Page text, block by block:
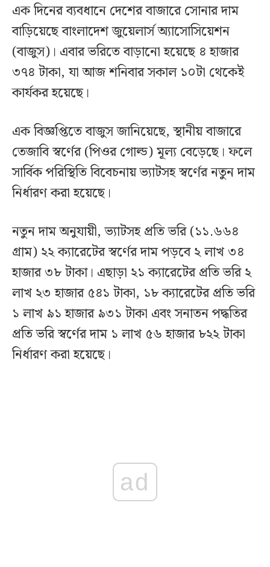
এক দিনের ব্যবধানে দেশের বাজারে সোনার দাম
বাড়িয়েছে বাংলাদেশ জুয়েলার্স অ্যাসোসিয়েশন
(বাজুস)। এবার ভরিতে বাড়ানো হয়েছে ৪ হাজার
৩৭৪ টাকা, যা আজ শনিবার সকাল ১০টা থেকেই
কার্যকর হয়েছে।
এক বিজ্ঞপ্তিতে বাজুস জানিয়েছে, স্থানীয় বাজারে
তেজাবি স্বর্ণের (পিওর গোল্ড) মূল্য বেড়েছে। ফলে
সার্বিক পরিস্থিতি বিবেচনায় ভ্যাটসহ স্বর্ণের নতুন দাম
নির্ধারণ করা হয়েছে।
নতুন দাম অনুযায়ী, ভ্যাটসহ প্রতি ভরি (১১.৬৬৪
গ্রাম) ২২ ক্যারেটের স্বর্ণের দাম পড়বে ২ লাখ ৩৪
হাজার ৩৮ টাকা। এছাড়া ২১ ক্যারেটের প্রতি ভরি ২
লাখ ২৩ হাজার ৫৪১ টাকা, ১৮ ক্যারেটের প্রতি ভরি
১ লাখ ৯১ হাজার ৯৩১ টাকা এবং সনাতন পদ্ধতির
প্রতি ভরি স্বর্ণের দাম ১ লাখ ৫৬ হাজার ৮২২ টাকা
নির্ধারণ করা হয়েছে।
ad